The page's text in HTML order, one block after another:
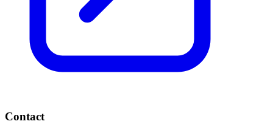
Contact